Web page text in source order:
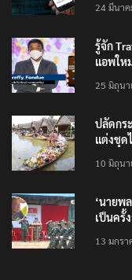
24 มีนา
รู้จัก
แอพให
25 มิถุน
ปลัดกร
แต่งชุด
10 มิถุน
‘นายพ
เป็นครั้
13 มกร